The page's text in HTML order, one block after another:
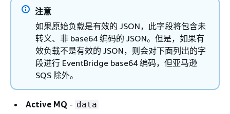
注意
如果原始负载是有效的 JSON，此字段将包含未
转义、非 base64 编码的 JSON。但是，如果有
效负载不是有效的 JSON，则会对下面列出的字
段进行 EventBridge base64 编码，但亚马逊
SQS 除外。
Active MQ - data